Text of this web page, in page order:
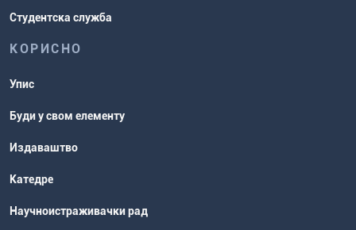
Студентска служба
КОРИСНО
Упис
Буди у свом елементу
Издаваштво
Катедре
Научноистраживачки рад